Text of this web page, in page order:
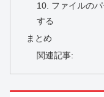
10. ファイルの
する
まとめ
関連記事: